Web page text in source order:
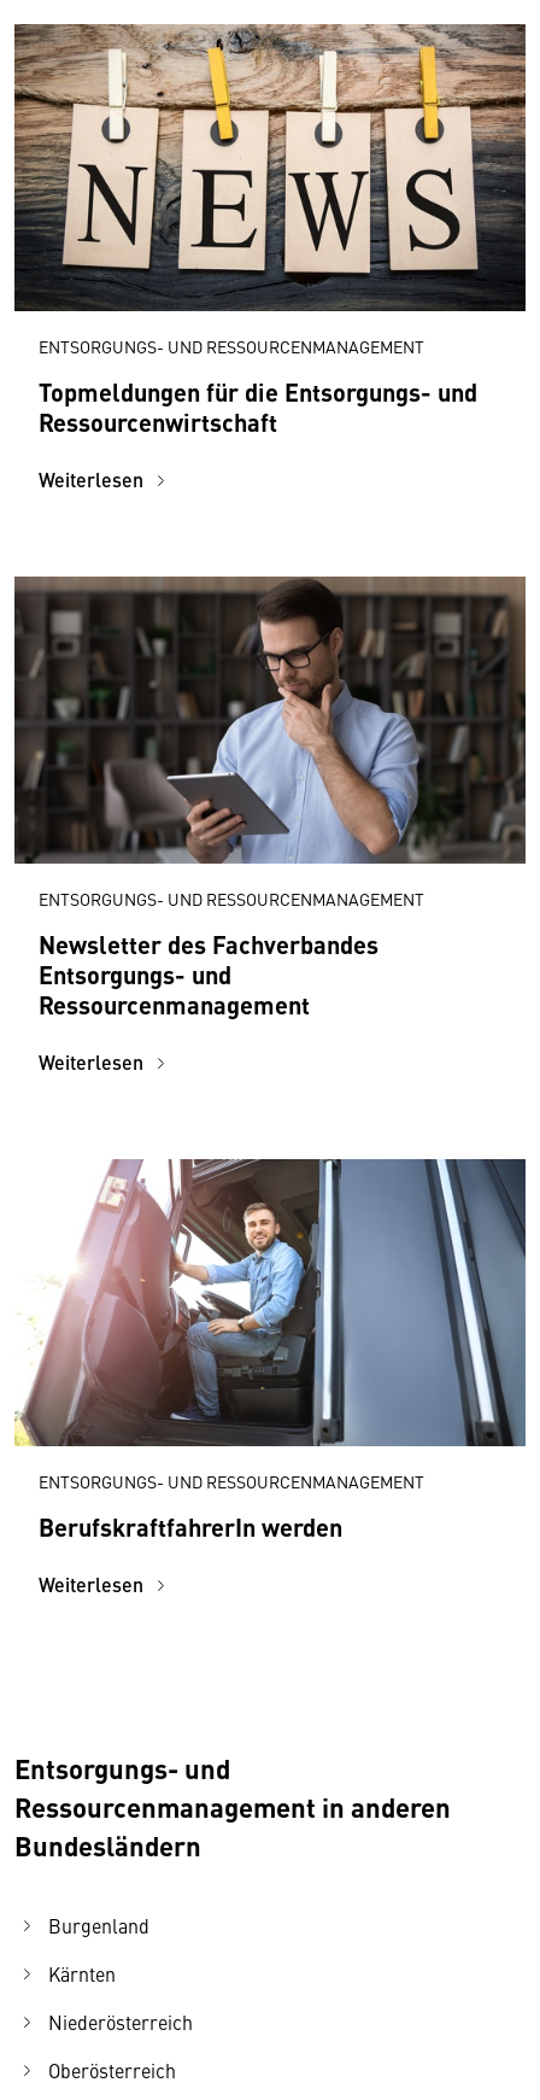
ENTSORGUNGS- UND RESSOURCENMANAGEMENT
Topmeldungen für die Entsorgungs- und
Ressourcenwirtschaft
Weiterlesen
ENTSORGUNGS- UND RESSOURCENMANAGEMENT
Newsletter des Fachverbandes
Entsorgungs- und
Ressourcenmanagement
Weiterlesen
ENTSORGUNGS- UND RESSOURCENMANAGEMENT
BerufskraftfahrerIn werden
Weiterlesen
Entsorgungs- und
Ressourcenmanagement in anderen
Bundesländern
Burgenland
Kärnten
Niederösterreich
Oberösterreich